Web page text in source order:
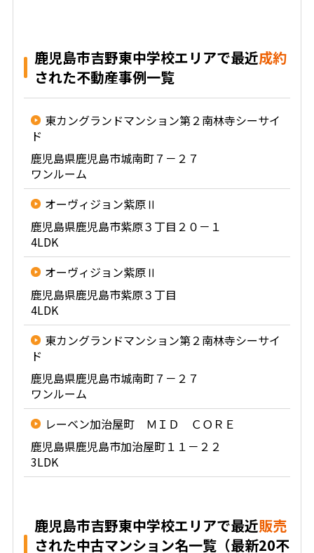
鹿児島市吉野東中学校エリアで最近成約
された不動産事例一覧
東カングランドマンション第２南林寺シーサイ
ド
鹿児島県鹿児島市城南町７－２７
ワンルーム
オーヴィジョン紫原Ⅱ
鹿児島県鹿児島市紫原３丁目２０－１
4LDK
オーヴィジョン紫原Ⅱ
鹿児島県鹿児島市紫原３丁目
4LDK
東カングランドマンション第２南林寺シーサイ
ド
鹿児島県鹿児島市城南町７－２７
ワンルーム
レーベン加治屋町 ＭＩＤ ＣＯＲＥ
鹿児島県鹿児島市加治屋町１１－２２
3LDK
鹿児島市吉野東中学校エリアで最近販売
された中古マンション名一覧（最新20不